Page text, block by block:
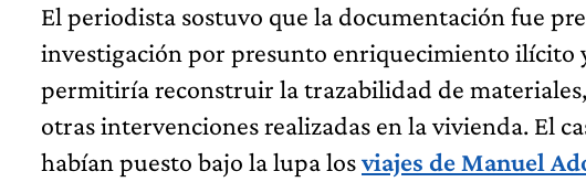
El periodista sostuvo que la documentación fue
investigación por presunto enriquecimiento ilícito
permitiría reconstruir la trazabilidad de
otras intervenciones realizadas en la vivienda. El
habían puesto bajo la lupa losviajes de Manuel